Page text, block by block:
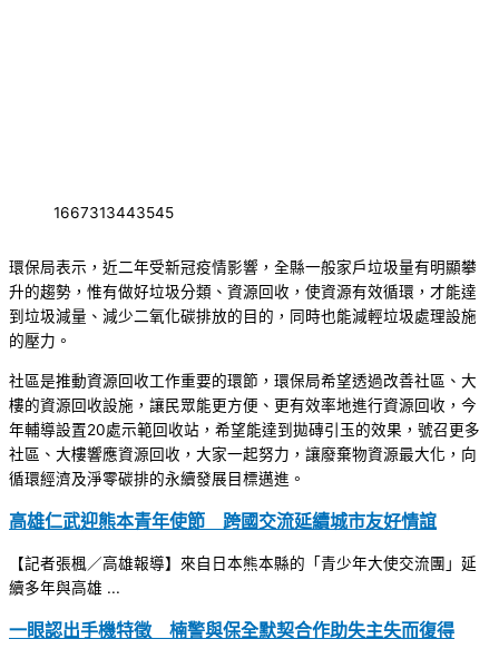
1667313443545
環保局表示，近二年受新冠疫情影響，全縣一般家戶垃圾量有明顯攀
升的趨勢，惟有做好垃圾分類、資源回收，使資源有效循環，才能達
到垃圾減量、減少二氧化碳排放的目的，同時也能減輕垃圾處理設施
的壓力。
社區是推動資源回收工作重要的環節，環保局希望透過改善社區、大
樓的資源回收設施，讓民眾能更方便、更有效率地進行資源回收，今
年輔導設置20處示範回收站，希望能達到拋磚引玉的效果，號召更多
社區、大樓響應資源回收，大家一起努力，讓廢棄物資源最大化，向
循環經濟及淨零碳排的永續發展目標邁進。
高雄仁武迎熊本青年使節 跨國交流延續城市友好情誼
【記者張楓／高雄報導】來自日本熊本縣的「青少年大使交流團」延
續多年與高雄 ...
一眼認出手機特徵 楠警與保全默契合作助失主失而復得